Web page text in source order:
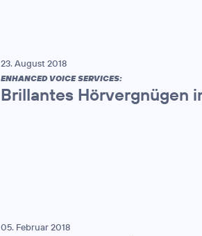
23. August 2018
ENHANCED VOICE SERVICES:
Brillantes Hörvergnügen
05. Februar 2018